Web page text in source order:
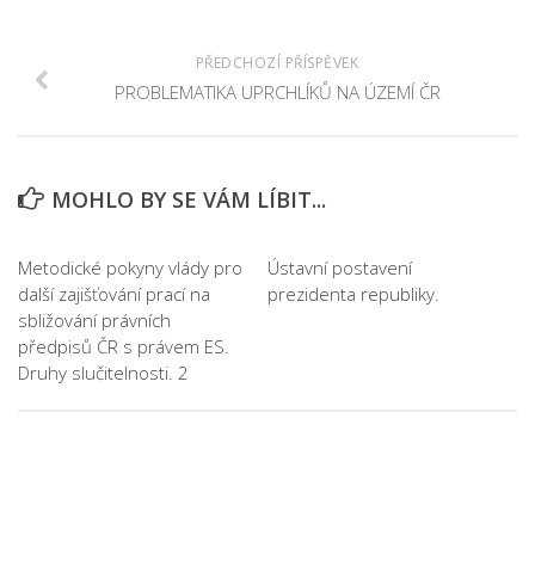
PŘEDCHOZÍ PŘÍSPĚVEK
PROBLEMATIKA UPRCHLÍKŮ NA ÚZEMÍ ČR
MOHLO BY SE VÁM LÍBIT...
Metodické pokyny vlády pro
další zajišťování prací na
sbližování právních
předpisů ČR s právem ES.
Druhy slučitelnosti. 2
Ústavní postavení
prezidenta republiky.